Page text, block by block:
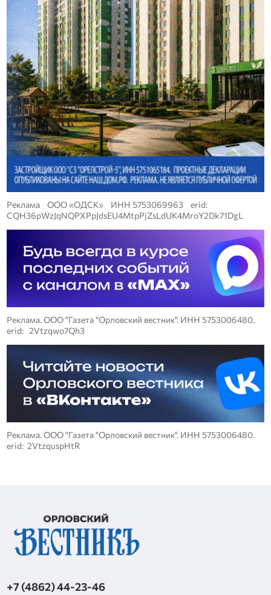
Реклама ООО «ОДСК» ИНН 5753069963 erid:
CQH36pWzJqNQPXPpJdsEU4MtpPjZsLdUK4MroY2Dk71DgL
Реклама. ООО "Газета "Орловский вестник". ИНН 5753006480.
erid: 2Vtzqwo7Qh3
Реклама. ООО "Газета "Орловский вестник". ИНН 5753006480.
erid: 2VtzquspHtR
+7 (4862) 44-23-46